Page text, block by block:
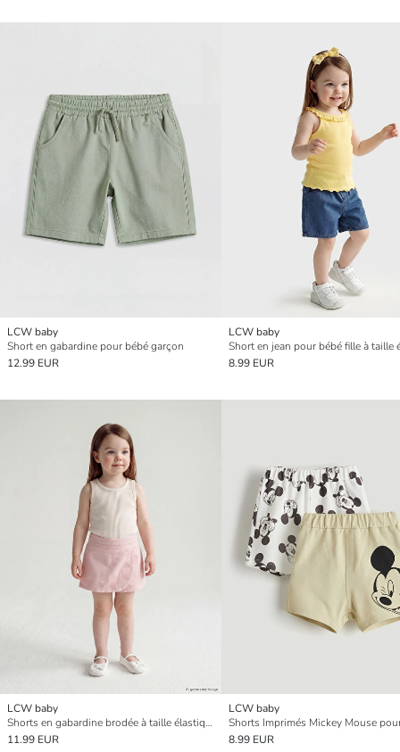
LCW baby
Short en gabardine pour bébé garçon
12.99 EUR
LCW baby
8.99 EUR
LCW baby
Shorts en gabardine brodée à taille élastique pour bébé fille
11.99 EUR
LCW baby
8.99 EUR